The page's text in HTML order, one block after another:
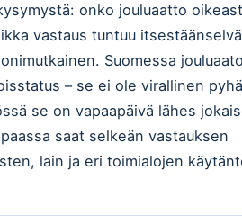
onko jouluaatto
vastaus tuntuu
Suomessa
– se ei ole virallinen
se on vapaapäivä lähes
saat selkeän vastauksen
lain ja eri toimialojen